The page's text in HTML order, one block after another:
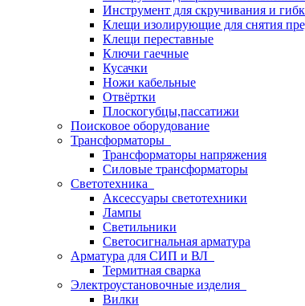
Инструмент для скручивания и
Клещи изолирующие для снятия
Клещи переставные
Ключи гаечные
Кусачки
Ножи кабельные
Отвёртки
Плоскогубцы,пассатижи
Поисковое оборудование
Трансформаторы
Трансформаторы напряжения
Силовые трансформаторы
Светотехника
Аксессуары светотехники
Лампы
Светильники
Светосигнальная арматура
Арматура для СИП и ВЛ
Термитная сварка
Электроустановочные изделия
Вилки